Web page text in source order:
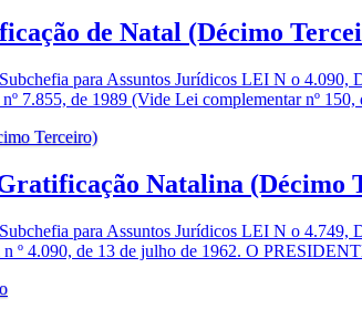
de Natal (Décimo
para Assuntos Jurídicos LEI N o
7.855, de 1989 (Vide Lei complementar nº
Terceiro)
Natalina (Décimo
para Assuntos Jurídicos LEI N o
n º 4.090, de 13 de julho de 1962. O